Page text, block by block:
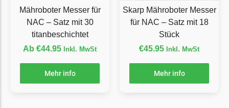
Güde
Güde Messer
Begrenzungsdraht
Mähroboter Messer für
NAC – Satz mit 30
titanbeschichtet
Ab €44.95 Inkl. MwSt
Mehr info
Skarp Mähroboter Messer
für NAC – Satz mit 18
Stück
€45.95 Inkl. MwSt
Mehr info